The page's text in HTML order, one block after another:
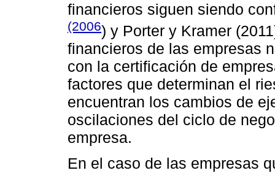
financieros siguen siendo
(2006) y Porter y Kramer
financieros de las empresas
con la certificación de
factores que determinan el
encuentran los cambios de
oscilaciones del ciclo de
empresa.
En el caso de las empresas